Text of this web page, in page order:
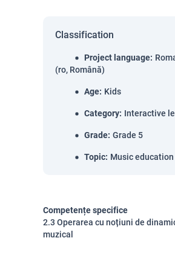
Classification
Project language:
(ro, Română)
Age: Kids
Category: Interactive
Grade: Grade 5
Topic: Music education
Competențe specifice
2.3 Operarea cu noțiuni de
muzical